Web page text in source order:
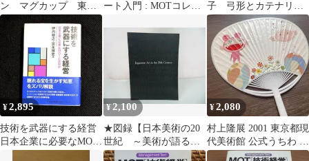
ン マグカップ 東京
都現代美術館 東京
アート ミュージアム
ート入門 : MOTコレク
子 弓形とカテナリー /
マルチプル・セルフ・
ポートレイト
¥2,895
技術を武器にする経営
日本企業に必要なMOT
¥2,100
★図録【日本美術の20
世紀 ～美術が語るこ
の100年~】2000年・東
¥2,080
村上隆展 2001 東京都現
代美術館 公式うちわ 展
覧会グッズ レア